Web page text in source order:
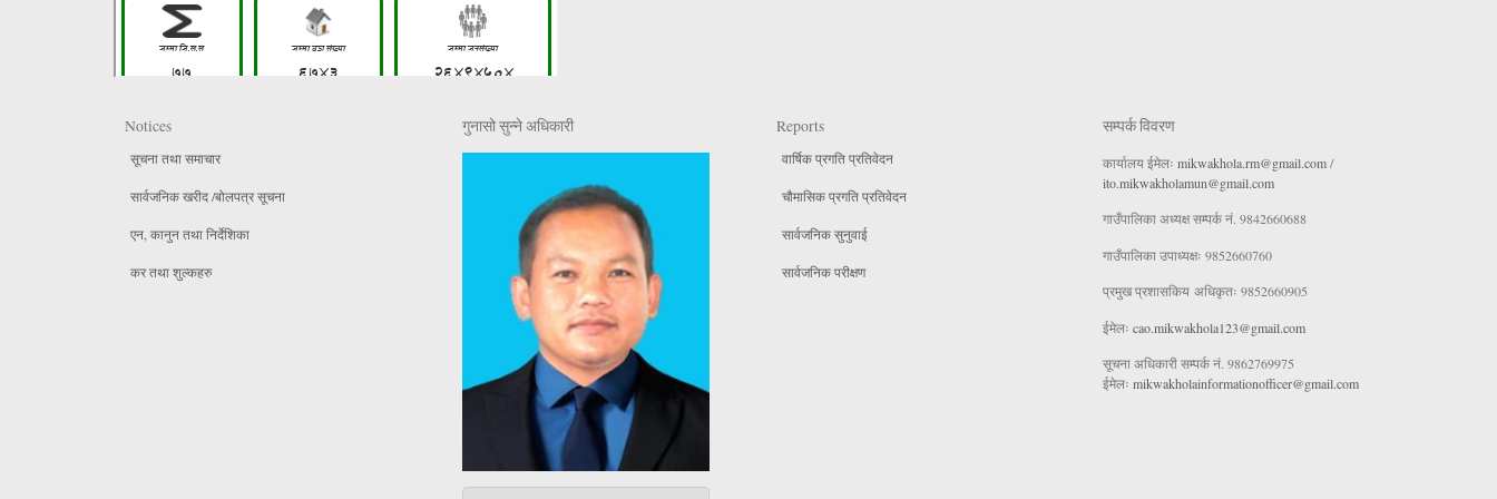
Notices
सूचना तथा समाचार
सार्वजनिक खरीद /बोलपत्र सूचना
एन, कानुन तथा निर्देशिका
कर तथा शुल्कहरु
गुनासो सुन्ने अधिकारी Reports
वार्षिक प्रगति प्रतिवेदन
चौमासिक प्रगति प्रतिवेदन
सार्वजनिक सुनुवाई
सार्वजनिक परीक्षण
सम्पर्क विवरण
कार्यालय ईमेलः mikwakhola.rm@gmail.com/
ito.mikwakholamun@gmail.com
गाउँपालिका अध्यक्ष सम्पर्क नं. 9842660688
गाउँपालिका उपाध्यक्षः 9852660760
प्रमुख प्रशासकिय अधिकृतः 9852660905
ईमेलः cao.mikwakhola123@gmail.com
सूचना अधिकारी सम्पर्क नं. 9862769975
ईमेलः mikwakholainformationofficer@gmail.com